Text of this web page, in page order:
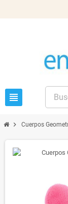
view_headline
chevron_right Cuerpos